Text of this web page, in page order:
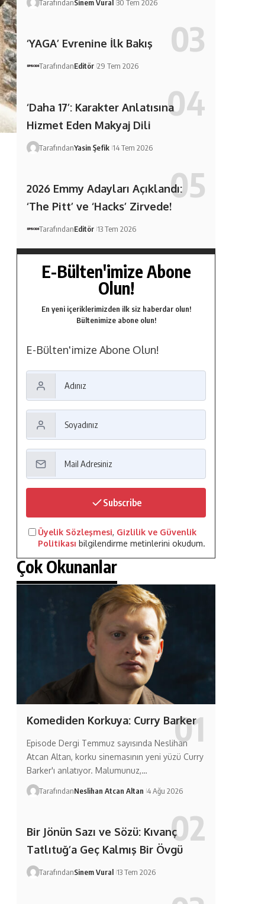
TarafındanSinem Vural 30 Tem 2026
‘YAGA’ Evrenine İlk Bakış
TarafındanEditör 29 Tem 2026
‘Daha 17’: Karakter Anlatısına
Hizmet Eden Makyaj Dili
TarafındanYasin Şefik 14 Tem 2026
2026 Emmy Adayları Açıklandı:
‘The Pitt’ ve ‘Hacks’ Zirvede!
TarafındanEditör 13 Tem 2026
E-Bülten'imize Abone
Olun!
En yeni içeriklerimizden ilk siz haberdar olun!
Bültenimize abone olun!
E-Bülten'imize Abone Olun!
Subscribe
Üyelik Sözleşmesi, Gizlilik ve Güvenlik
Politikası bilgilendirme metinlerini okudum.
Çok Okunanlar
Komediden Korkuya: Curry Barker
Episode Dergi Temmuz sayısında Neslihan
Atcan Altan, korku sinemasının yeni yüzü Curry
Barker'ı anlatıyor. Malumunuz,…
TarafındanNeslihan Atcan Altan 4 Ağu 2026
Bir Jönün Sazı ve Sözü: Kıvanç
Tatlıtuğ’a Geç Kalmış Bir Övgü
TarafındanSinem Vural 13 Tem 2026